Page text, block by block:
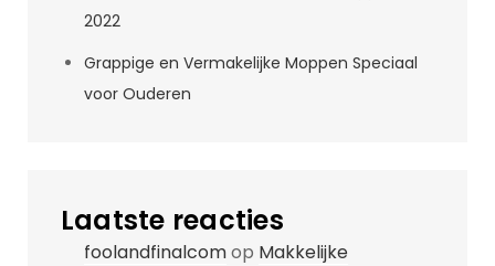
2022
Grappige en Vermakelijke Moppen Speciaal
voor Ouderen
Laatste reacties
foolandfinalcomop Makkelijke